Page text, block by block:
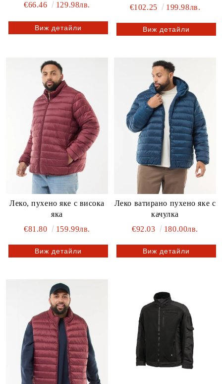
€66.46
129.98лв.
Виж детайли
€102.25
199.98лв.
Виж детайли
Леко, пухено яке с висока
яка
€81.80
159.99лв.
Виж детайли
Леко ватирано пухено яке с
качулка
€92.03
180.00лв.
Виж детайли